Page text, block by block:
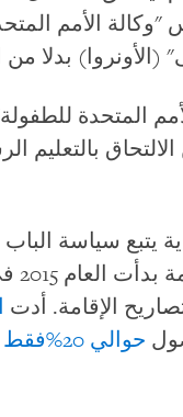
الأمم
(الأونروا) بدلا
بالتعليم
يتبع سياسة
2015 في سنّ
الإقامة. أدت
حوالي 20%فقط